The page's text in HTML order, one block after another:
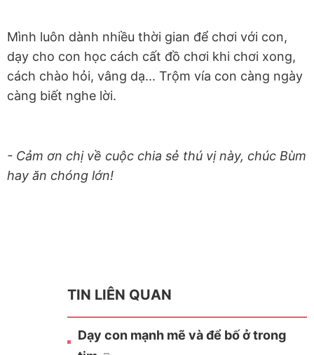
Mình luôn dành nhiều thời gian để chơi với con,
dạy cho con học cách cất đồ chơi khi chơi xong,
cách chào hỏi, vâng dạ... Trộm vía con càng ngày
càng biết nghe lời.
- Cảm ơn chị về cuộc chia sẻ thú vị này, chúc Bùm
hay ăn chóng lớn!
TIN LIÊN QUAN
Dạy con mạnh mẽ và để bố ở trong